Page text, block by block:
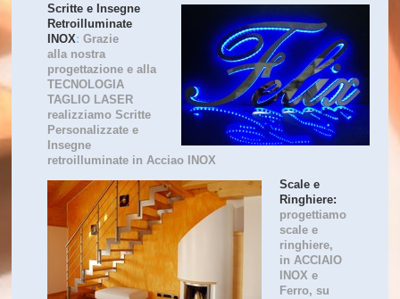
Scritte e Insegne
Retroilluminate
INOX:Grazie
alla nostra
progettazione e alla
TECNOLOGIA
TAGLIO LASER
realizziamo Scritte
Personalizzate e
Insegne
retroilluminate in Acciao INOX
Scale e
Ringhiere:
progettiamo
scale e
ringhiere,
in ACCIAIO
INOX e
Ferro, su